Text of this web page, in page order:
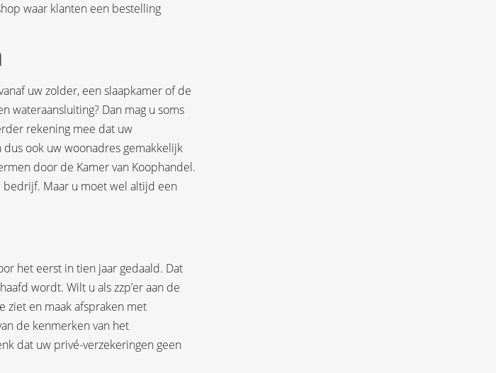
waar klanten een bestelling
uw zolder, een slaapkamer of de
wateraansluiting? Dan mag u soms
rekening mee dat uw
ook uw woonadres gemakkelijk
door de Kamer van Koophandel.
Maar u moet wel altijd een
het eerst in tien jaar gedaald. Dat
wordt. Wilt u als zzp’er aan de
ziet en maak afspraken met
de kenmerken van het
dat uw privé-verzekeringen geen